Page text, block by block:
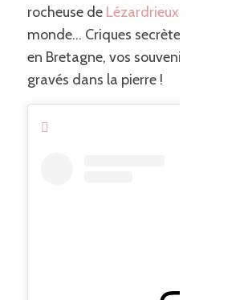
rocheuse de Lézardrieux
monde… Criques secrètes et falaises
en Bretagne, vos souvenirs de
gravés dans la pierre !